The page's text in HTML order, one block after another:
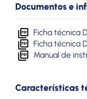
Documentos e
Ficha técnica
Ficha técnica
Manual de
Características